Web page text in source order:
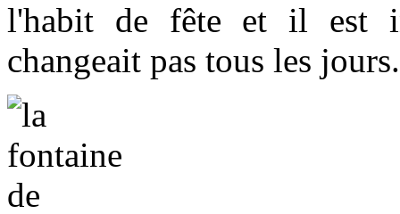
l'habit de fête et il est
changeait pas tous les jours.